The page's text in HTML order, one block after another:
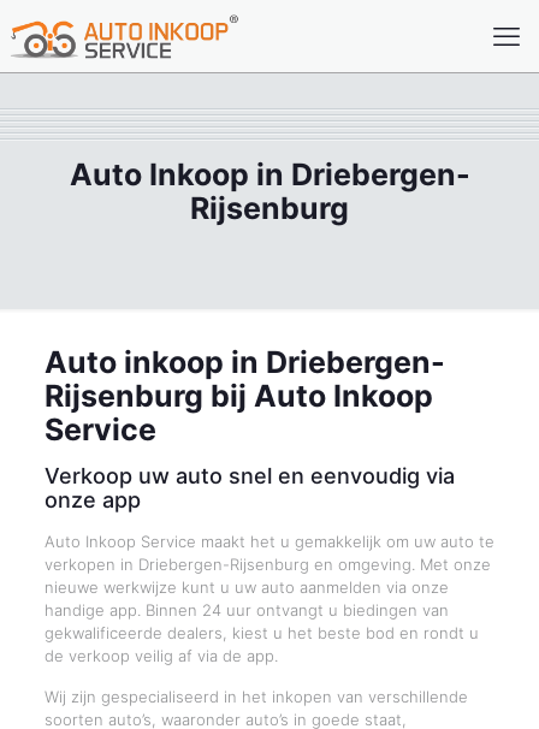
Auto Inkoop in Driebergen-
Rijsenburg
Auto inkoop in Driebergen-
Rijsenburg bij Auto Inkoop
Service
Verkoop uw auto snel en eenvoudig via
onze app
Auto Inkoop Service maakt het u gemakkelijk om uw auto te
verkopen in Driebergen-Rijsenburg en omgeving. Met onze
nieuwe werkwijze kunt u uw auto aanmelden via onze
handige app. Binnen 24 uur ontvangt u biedingen van
gekwalificeerde dealers, kiest u het beste bod en rondt u
de verkoop veilig af via de app.
Wij zijn gespecialiseerd in het inkopen van verschillende
soorten auto’s, waaronder auto’s in goede staat,